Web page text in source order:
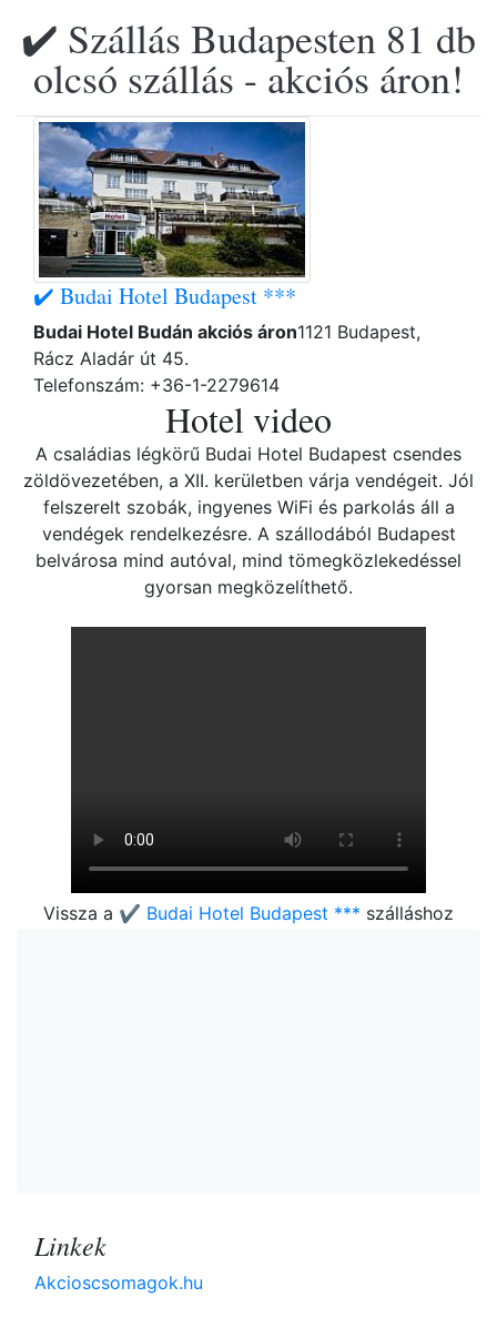
✔️ Szállás Budapesten 81 db
olcsó szállás - akciós áron!
✔️ Budai Hotel Budapest ***
Budai Hotel Budán akciós áron1121 Budapest,
Rácz Aladár út 45.
Telefonszám: +36-1-2279614
Hotel video
A családias légkörű Budai Hotel Budapest csendes
zöldövezetében, a XII. kerületben várja vendégeit. Jól
felszerelt szobák, ingyenes WiFi és parkolás áll a
vendégek rendelkezésre. A szállodából Budapest
belvárosa mind autóval, mind tömegközlekedéssel
gyorsan megközelíthető.
Vissza a ✔️ Budai Hotel Budapest *** szálláshoz
Linkek
Akcioscsomagok.hu